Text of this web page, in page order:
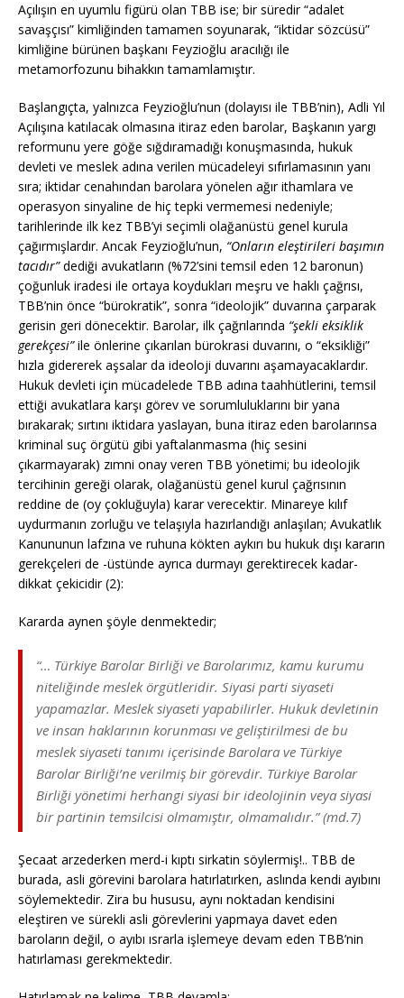
Açılışın en uyumlu figürü olan TBB ise; bir süredir “adalet
savaşçısı” kimliğinden tamamen soyunarak, “iktidar sözcüsü”
kimliğine bürünen başkanı Feyzioğlu aracılığı ile
metamorfozunu bihakkın tamamlamıştır.
Başlangıçta, yalnızca Feyzioğlu’nun (dolayısı ile TBB’nin), Adli Yıl
Açılışına katılacak olmasına itiraz eden barolar, Başkanın yargı
reformunu yere göğe sığdıramadığı konuşmasında, hukuk
devleti ve meslek adına verilen mücadeleyi sıfırlamasının yanı
sıra; iktidar cenahından barolara yönelen ağır ithamlara ve
operasyon sinyaline de hiç tepki vermemesi nedeniyle;
tarihlerinde ilk kez TBB’yi seçimli olağanüstü genel kurula
çağırmışlardır. Ancak Feyzioğlu’nun, “Onların eleştirileri başımın
tacıdır”dediği avukatların (%72’sini temsil eden 12 baronun)
çoğunluk iradesi ile ortaya koydukları meşru ve haklı çağrısı,
TBB’nin önce “bürokratik”, sonra “ideolojik” duvarına çarparak
gerisin geri dönecektir. Barolar, ilk çağrılarında “şekli eksiklik
gerekçesi”ile önlerine çıkarılan bürokrasi duvarını, o “eksikliği”
hızla gidererek aşsalar da ideoloji duvarını aşamayacaklardır.
Hukuk devleti için mücadelede TBB adına taahhütlerini, temsil
ettiği avukatlara karşı görev ve sorumluluklarını bir yana
bırakarak; sırtını iktidara yaslayan, buna itiraz eden barolarınsa
kriminal suç örgütü gibi yaftalanmasma (hiç sesini
çıkarmayarak) zımni onay veren TBB yönetimi; bu ideolojik
tercihinin gereği olarak, olağanüstü genel kurul çağrısının
reddine de (oy çokluğuyla) karar verecektir. Minareye kılıf
uydurmanın zorluğu ve telaşıyla hazırlandığı anlaşılan; Avukatlık
Kanununun lafzına ve ruhuna kökten aykırı bu hukuk dışı kararın
gerekçeleri de -üstünde ayrıca durmayı gerektirecek kadar-
dikkat çekicidir (2):
Kararda aynen şöyle denmektedir;
“… Türkiye Barolar Birliği ve Barolarımız, kamu kurumu
niteliğinde meslek örgütleridir. Siyasi parti siyaseti
yapamazlar. Meslek siyaseti yapabilirler. Hukuk devletinin
ve insan haklarının korunması ve geliştirilmesi de bu
meslek siyaseti tanımı içerisinde Barolara ve Türkiye
Barolar Birliği’ne verilmiş bir görevdir. Türkiye Barolar
Birliği yönetimi herhangi siyasi bir ideolojinin veya siyasi
bir partinin temsilcisi olmamıştır, olmamalıdır.” (md.7)
Şecaat arzederken merd-i kıptı sirkatin söylermiş!.. TBB de
burada, asli görevini barolara hatırlatırken, aslında kendi ayıbını
söylemektedir. Zira bu hususu, aynı noktadan kendisini
eleştiren ve sürekli asli görevlerini yapmaya davet eden
baroların değil, o ayıbı ısrarla işlemeye devam eden TBB’nin
hatırlaması gerekmektedir.